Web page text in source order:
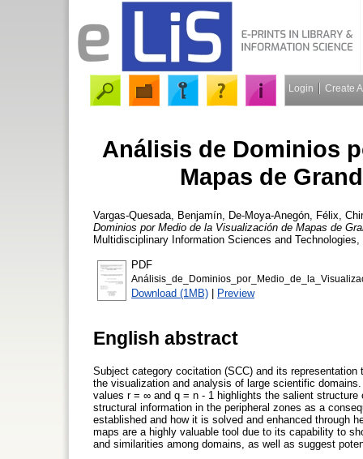
Login Create
Análisis de Dominios
Mapas de
Vargas-Quesada, Benjamín De-Moya-Anegón, Félix
Dominios por Medio de la Visualización de Mapas de
Multidisciplinary Information Sciences and
PDF
Download (1MB) | Preview
English abstract
Subject category cocitation (SCC) and its
the visualization and analysis of large scientific
values r = ∞ and q = n - 1 highlights the salient
structural information in the peripheral zones as a
established and how it is solved and enhanced through
maps are a highly valuable tool due to its capability to
and similarities among domains, as well as suggest